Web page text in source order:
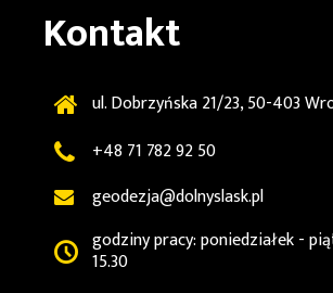
Kontakt
ul. Dobrzyńska 21/23, 50-403
+48 71 782 92 50
geodezja@dolnyslask.pl
godziny pracy: poniedziałek -
15.30